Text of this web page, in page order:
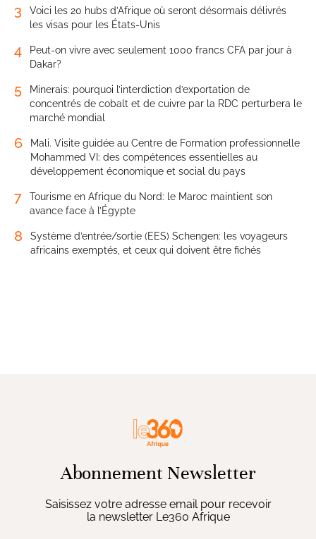
3
Voici les 20 hubs d’Afrique où seront désormais délivrés
les visas pour les États-Unis
4
Peut-on vivre avec seulement 1000 francs CFA par jour à
Dakar?
5
Minerais: pourquoi l’interdiction d’exportation de
concentrés de cobalt et de cuivre par la RDC perturbera le
marché mondial
6
Mali. Visite guidée au Centre de Formation professionnelle
Mohammed VI: des compétences essentielles au
développement économique et social du pays
7
Tourisme en Afrique du Nord: le Maroc maintient son
avance face à l’Égypte
8
Système d’entrée/sortie (EES) Schengen: les voyageurs
africains exemptés, et ceux qui doivent être fichés
Abonnement Newsletter
Saisissez votre adresse email pour recevoir
la newsletter Le360 Afrique